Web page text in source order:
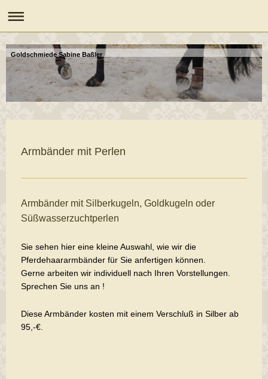
Goldschmiede Sabine Baßler
Armbänder mit Perlen
Armbänder mit Silberkugeln, Goldkugeln oder
Süßwasserzuchtperlen
Sie sehen hier eine kleine Auswahl, wie wir die
Pferdehaararmbänder für Sie anfertigen können.
Gerne arbeiten wir individuell nach Ihren Vorstellungen.
Sprechen Sie uns an !
Diese Armbänder kosten mit einem Verschluß in Silber ab
95,-€.